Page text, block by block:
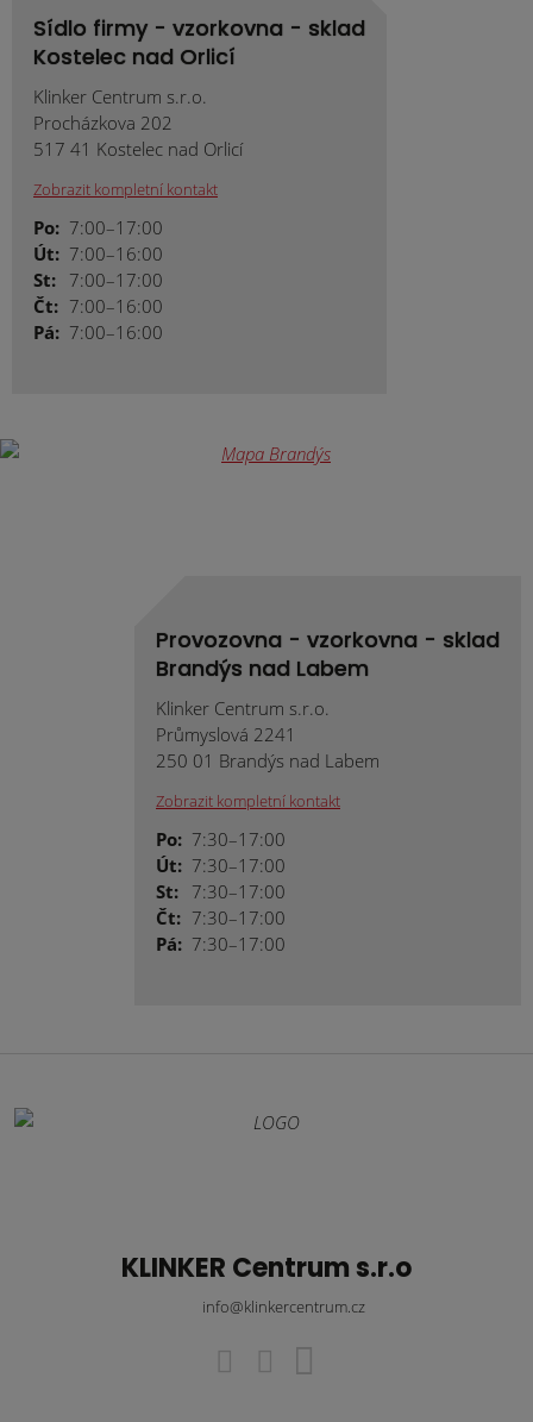
Sídlo firmy - vzorkovna - sklad
Kostelec nad Orlicí
Klinker Centrum s.r.o.
Procházkova 202
517 41 Kostelec nad Orlicí
Zobrazit kompletní kontakt
Po: 7:00–17:00
Út: 7:00–16:00
St: 7:00–17:00
Čt: 7:00–16:00
Pá: 7:00–16:00
Provozovna - vzorkovna - sklad
Brandýs nad Labem
Klinker Centrum s.r.o.
Průmyslová 2241
250 01 Brandýs nad Labem
Zobrazit kompletní kontakt
Po: 7:30–17:00
Út: 7:30–17:00
St: 7:30–17:00
Čt: 7:30–17:00
Pá: 7:30–17:00
KLINKER Centrum s.r.o
info@klinkercentrum.cz